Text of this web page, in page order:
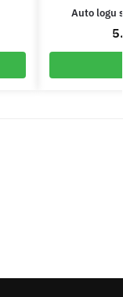
Auto logu